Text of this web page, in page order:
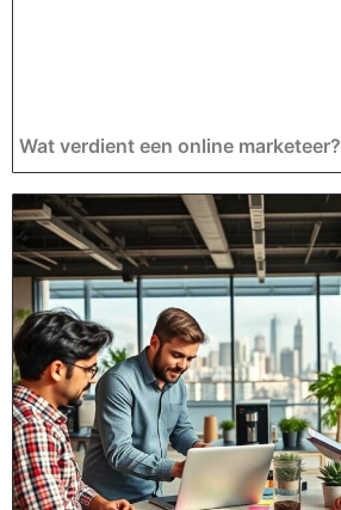
Wat verdient een online marketeer?